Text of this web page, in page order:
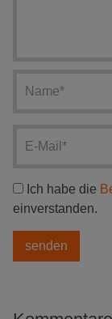
Ich habe die
einverstanden.